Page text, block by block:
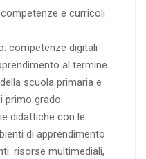
e curricoli
competenze digitali
al termine
scuola primaria e
primo grado.
didattiche con le
di apprendimento
risorse multimediali,